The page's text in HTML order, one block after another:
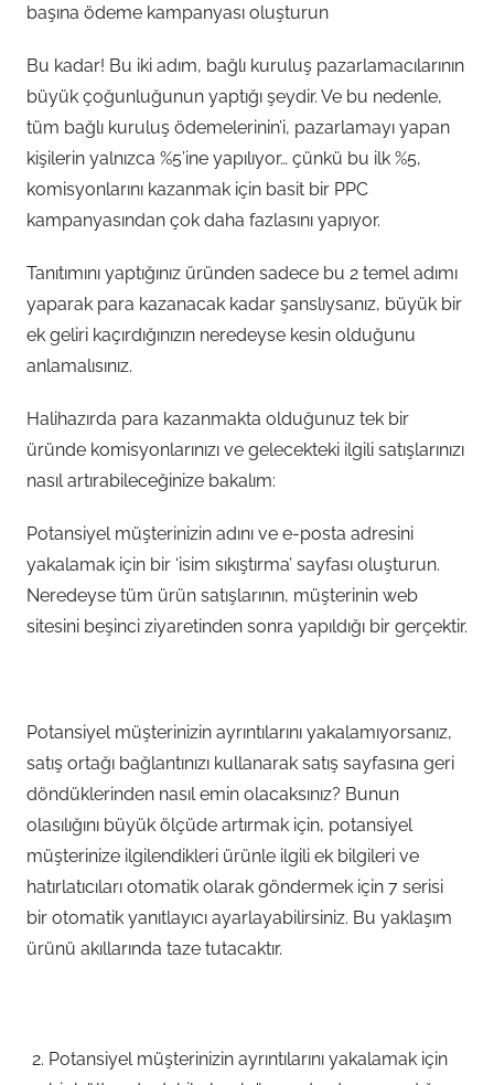
başına ödeme kampanyası oluşturun
Bu kadar! Bu iki adım, bağlı kuruluş pazarlamacılarının
büyük çoğunluğunun yaptığı şeydir. Ve bu nedenle,
tüm bağlı kuruluş ödemelerinin’i, pazarlamayı yapan
kişilerin yalnızca %5’ine yapılıyor… çünkü bu ilk %5,
komisyonlarını kazanmak için basit bir PPC
kampanyasından çok daha fazlasını yapıyor.
Tanıtımını yaptığınız üründen sadece bu 2 temel adımı
yaparak para kazanacak kadar şanslıysanız, büyük bir
ek geliri kaçırdığınızın neredeyse kesin olduğunu
anlamalısınız.
Halihazırda para kazanmakta olduğunuz tek bir
üründe komisyonlarınızı ve gelecekteki ilgili satışlarınızı
nasıl artırabileceğinize bakalım:
Potansiyel müşterinizin adını ve e-posta adresini
yakalamak için bir ‘isim sıkıştırma’ sayfası oluşturun.
Neredeyse tüm ürün satışlarının, müşterinin web
sitesini beşinci ziyaretinden sonra yapıldığı bir gerçektir.
Potansiyel müşterinizin ayrıntılarını yakalamıyorsanız,
satış ortağı bağlantınızı kullanarak satış sayfasına geri
döndüklerinden nasıl emin olacaksınız? Bunun
olasılığını büyük ölçüde artırmak için, potansiyel
müşterinize ilgilendikleri ürünle ilgili ek bilgileri ve
hatırlatıcıları otomatik olarak göndermek için 7 serisi
bir otomatik yanıtlayıcı ayarlayabilirsiniz. Bu yaklaşım
ürünü akıllarında taze tutacaktır.
Potansiyel müşterinizin ayrıntılarını yakalamak için